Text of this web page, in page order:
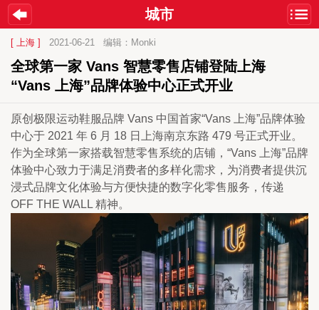
城市
[ 上海 ] 2021-06-21 编辑：Monki
全球第一家 Vans 智慧零售店铺登陆上海
“Vans 上海”品牌体验中心正式开业
原创极限运动鞋服品牌 Vans 中国首家“Vans 上海”品牌体验
中心于 2021 年 6 月 18 日上海南京东路 479 号正式开业。
作为全球第一家搭载智慧零售系统的店铺，“Vans 上海”品牌
体验中心致力于满足消费者的多样化需求，为消费者提供沉
浸式品牌文化体验与方便快捷的数字化零售服务，传递
OFF THE WALL 精神。